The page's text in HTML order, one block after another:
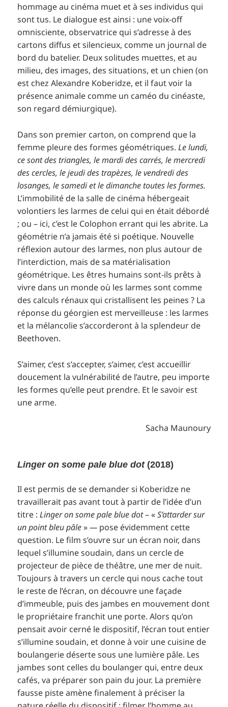
hommage au cinéma muet et à ses individus qui
sont tus. Le dialogue est ainsi : une voix-off
omnisciente, observatrice qui s’adresse à des
cartons diffus et silencieux, comme un journal de
bord du batelier. Deux solitudes muettes, et au
milieu, des images, des situations, et un chien (on
est chez Alexandre Koberidze, et il faut voir la
présence animale comme un caméo du cinéaste,
son regard démiurgique).
Dans son premier carton, on comprend que la
femme pleure des formes géométriques.Le lundi,
ce sont des triangles, le mardi des carrés, le mercredi
des cercles, le jeudi des trapèzes, le vendredi des
losanges, le samedi et le dimanche toutes les formes.
L’immobilité de la salle de cinéma hébergeait
volontiers les larmes de celui qui en était débordé
; ou – ici, c’est le Colophon errant qui les abrite. La
géométrie n’a jamais été si poétique. Nouvelle
réflexion autour des larmes, non plus autour de
l’interdiction, mais de sa matérialisation
géométrique. Les êtres humains sont-ils prêts à
vivre dans un monde où les larmes sont comme
des calculs rénaux qui cristallisent les peines ? La
réponse du géorgien est merveilleuse : les larmes
et la mélancolie s’accorderont à la splendeur de
Beethoven.
S’aimer, c’est s’accepter, s’aimer, c’est accueillir
doucement la vulnérabilité de l’autre, peu importe
les formes qu’elle peut prendre. Et le savoir est
une arme.
Sacha Maunoury
Linger on some pale blue dot (2018)
Il est permis de se demander si Koberidze ne
travaillerait pas avant tout à partir de l’idée d’un
titre :Linger on some pale blue dot– «S’attarder sur
un point bleu pâle»— pose évidemment cette
question. Le film s’ouvre sur un écran noir, dans
lequel s’illumine soudain, dans un cercle de
projecteur de pièce de théâtre, une mer de nuit.
Toujours à travers un cercle qui nous cache tout
le reste de l’écran, on découvre une façade
d’immeuble, puis des jambes en mouvement dont
le propriétaire franchit une porte. Alors qu’on
pensait avoir cerné le dispositif, l’écran tout entier
s’illumine soudain, et donne à voir une cuisine de
boulangerie déserte sous une lumière pâle. Les
jambes sont celles du boulanger qui, entre deux
cafés, va préparer son pain du jour. La première
fausse piste amène finalement à préciser la